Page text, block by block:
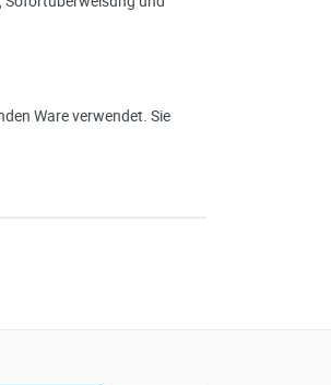
Ware verwendet. Sie